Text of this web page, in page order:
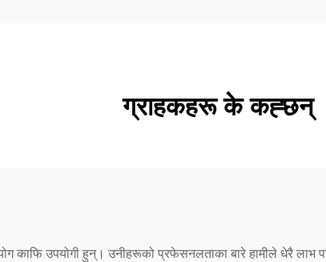
ग्राहकहरू के कह्छन्
काफि उपयोगी हुन्। उनीहरूको प्रफेसनलताका बारे हामीले धेरै लाभ